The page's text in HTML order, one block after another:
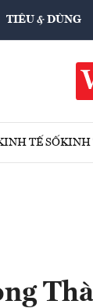
TIÊU & DÙNG
TẾ SỐKINH